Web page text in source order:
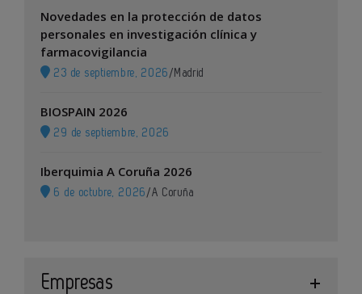
Novedades en la protección de datos
personales en investigación clínica y
farmacovigilancia
23 de septiembre, 2026 / Madrid
BIOSPAIN 2026
29 de septiembre, 2026
Iberquimia A Coruña 2026
6 de octubre, 2026 /A Coruña
Empresas